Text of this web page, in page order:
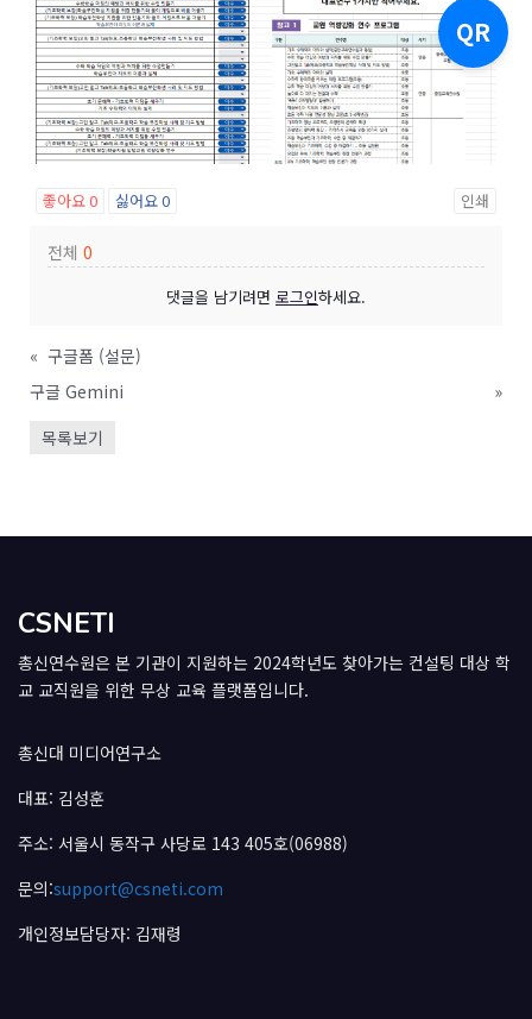
좋아요0 싫어요0 인쇄
전체 0
댓글을 남기려면 로그인하세요.
« 구글폼 (설문)
구글 Gemini
»
목록보기
CSNETI
총신연수원은 본 기관이 지원하는 2024학년도 찾아가는 컨설팅 대상 학
교 교직원을 위한 무상 교육 플랫폼입니다.
총신대 미디어연구소
대표: 김성훈
주소: 서울시 동작구 사당로 143 405호(06988)
문의:support@csneti.com
개인정보담당자: 김재령
QR